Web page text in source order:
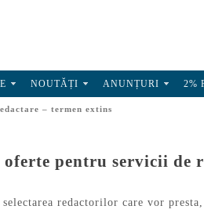
NOUTĂȚI ANUNȚURI 2%
– termen extins
pentru servicii de
redactorilor care vor